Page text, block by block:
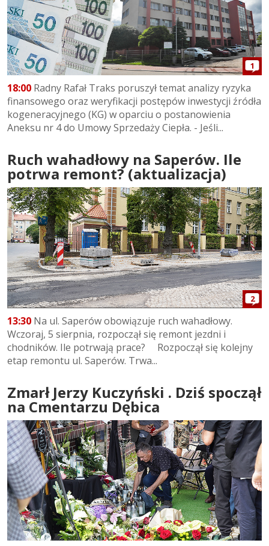
1
18:00 Radny Rafał Traks poruszył temat analizy ryzyka
finansowego oraz weryfikacji postępów inwestycji źródła
kogeneracyjnego (KG) w oparciu o postanowienia
Aneksu nr 4 do Umowy Sprzedaży Ciepła. - Jeśli...
Ruch wahadłowy na Saperów. Ile
potrwa remont? (aktualizacja)
2
13:30 Na ul. Saperów obowiązuje ruch wahadłowy.
Wczoraj, 5 sierpnia, rozpoczął się remont jezdni i
chodników. Ile potrwają prace? Rozpoczął się kolejny
etap remontu ul. Saperów. Trwa...
Zmarł Jerzy Kuczyński . Dziś spoczął
na Cmentarzu Dębica